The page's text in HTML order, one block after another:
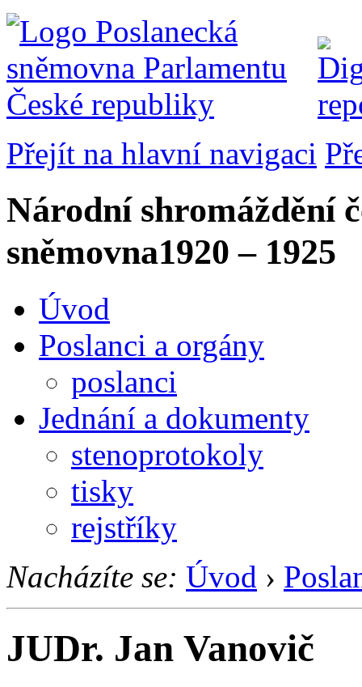
Přejít na hlavní navigaci
Národní shromáždění
sněmovna1920 – 1925
Úvod
Poslanci a orgány
poslanci
Jednání a dokumenty
stenoprotokoly
tisky
rejstříky
Nacházíte se: Úvod ›
JUDr. Jan Vanovič